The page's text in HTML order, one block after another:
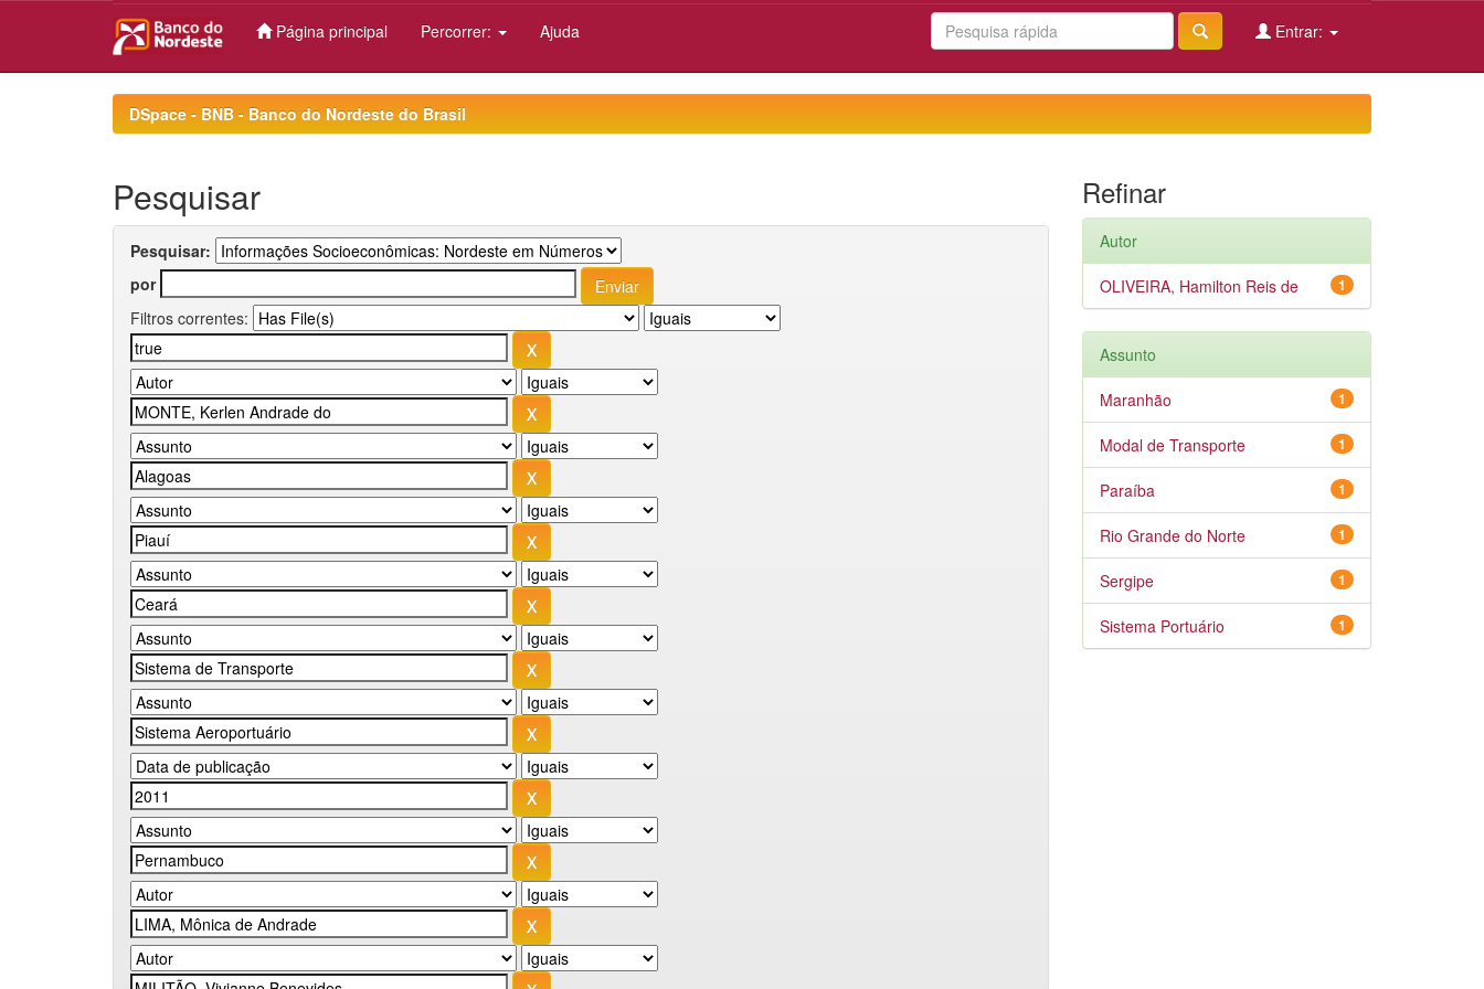
Página principal Percorrer: Ajuda Entrar:
DSpace - BNB - Banco do Nordeste do Brasil
Pesquisar
Pesquisar:
por
Filtros correntes:
Refinar
Autor
1
OLIVEIRA, Hamilton Reis de
Assunto
1
Maranhão
1
Modal de Transporte
1
Paraíba
1
Rio Grande do Norte
1
Sergipe
1
Sistema Portuário